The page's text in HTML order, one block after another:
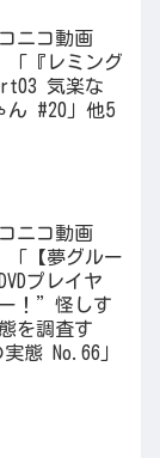
ニコ動画
『レミング
気楽な
ん #20」他5
ニコ動画
【夢グルー
プレイヤ
！”怪しす
を調査す
態 No.66」